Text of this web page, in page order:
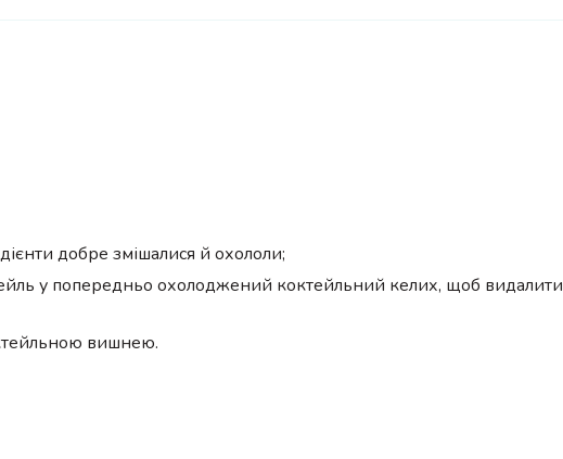
добре змішалися й охололи;
у попередньо охолоджений коктейльний келих, щоб видалити
вишнею.